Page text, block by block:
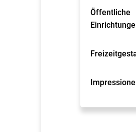
Öffentliche